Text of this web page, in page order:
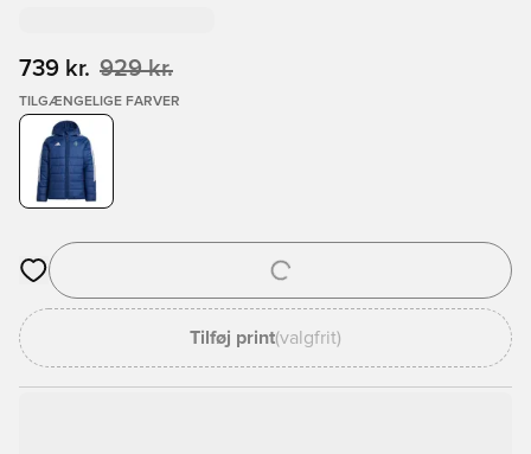
739 kr. 929 kr.
TILGÆNGELIGE FARVER
Åbner en Modal til at logge ind eller tilmelde dig som medlem
Tilføj print(valgfrit)